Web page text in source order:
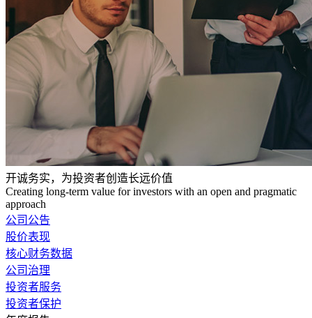
开诚务实，为投资者创造长远价值
Creating long-term value for investors with an open and pragmatic
approach
公司公告
股价表现
核心财务数据
公司治理
投资者服务
投资者保护